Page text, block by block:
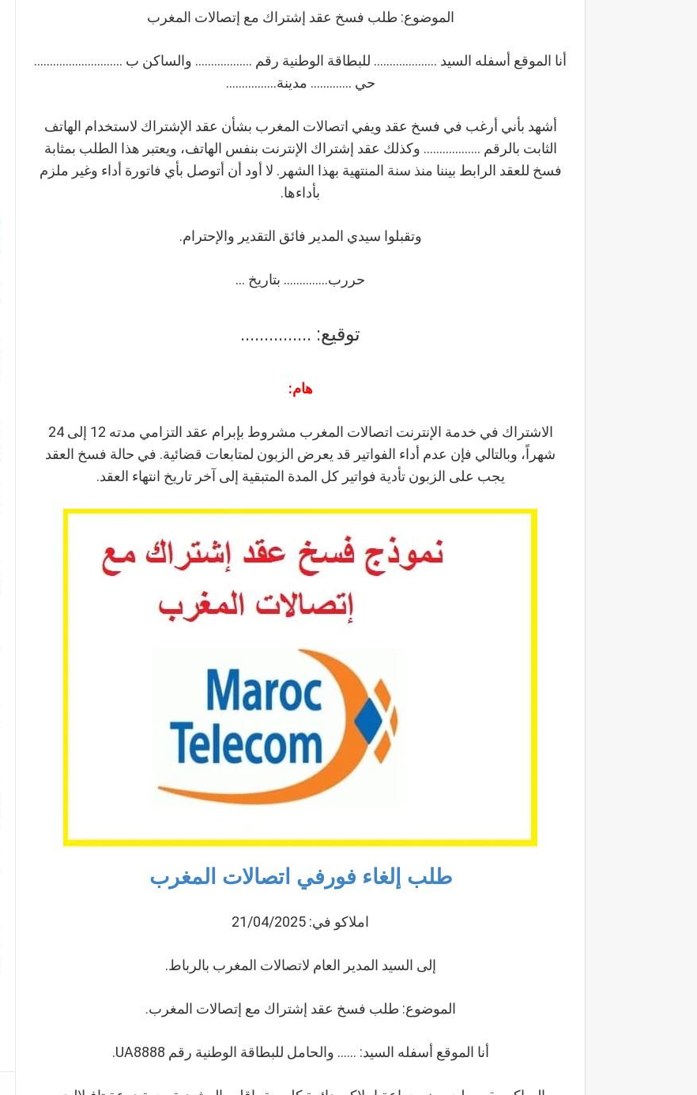
الموضوع: طلب فسخ عقد إشتراك مع إتصالات المغرب
أنا الموقع أسفله السيد .................... للبطاقة الوطنية رقم .................. والساكن ب ............................
حي ............. مدينة................
أشهد بأني أرغب في فسخ عقد ويفي اتصالات المغرب بشأن عقد الإشتراك لاستخدام الهاتف
الثابت بالرقم .................. وكذلك عقد إشتراك الإنترنت بنفس الهاتف، ويعتبر هذا الطلب بمثابة
فسخ للعقد الرابط بيننا منذ سنة المنتهية بهذا الشهر. لا أود أن أتوصل بأي فاتورة أداء وغير ملزم
بأداءها.
وتقبلوا سيدي المدير فائق التقدير والإحترام.
حررب.............. بتاريخ ...
توقيع: ...............
هام:
الاشتراك في خدمة الإنترنت اتصالات المغرب مشروط بإبرام عقد التزامي مدته 12 إلى 24
شهراً، وبالتالي فإن عدم أداء الفواتير قد يعرض الزبون لمتابعات قضائية. في حالة فسخ العقد
يجب على الزبون تأدية فواتير كل المدة المتبقية إلى آخر تاريخ انتهاء العقد.
طلب إلغاء فورفي اتصالات المغرب
املاكو في: 21/04/2025
إلى السيد المدير العام لاتصالات المغرب بالرباط.
الموضوع: طلب فسخ عقد إشتراك مع إتصالات المغرب.
أنا الموقع أسفله السيد: ...... والحامل للبطاقة الوطنية رقم UA8888.